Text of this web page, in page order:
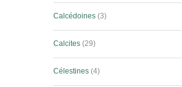
Calcédoines 3
Calcites 29
Célestines 4